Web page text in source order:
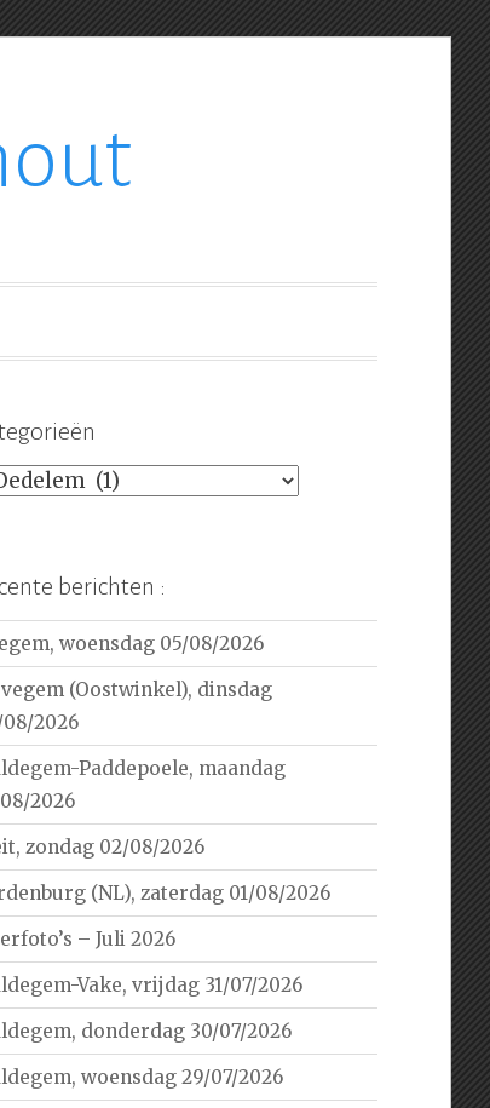
berichten :
woensdag 05/08/2026
(Oostwinkel), dinsdag
2026
Paddepoele, maandag
2026
zondag 02/08/2026
(NL), zaterdag 01/08/2026
– Juli 2026
Vake, vrijdag 31/07/2026
donderdag 30/07/2026
woensdag 29/07/2026